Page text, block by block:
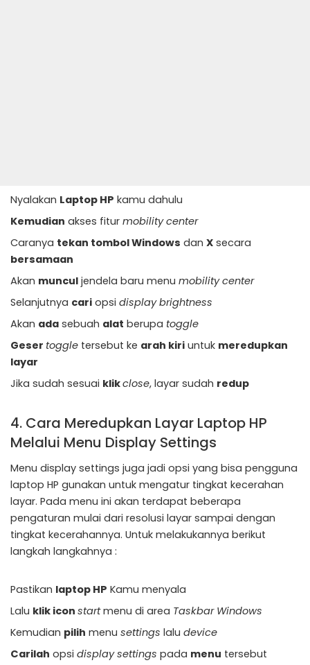
Nyalakan Laptop HP kamu dahulu
Kemudian akses fitur mobility center
Caranya tekan tombol Windows dan X secara
bersamaan
Akan muncul jendela baru menu mobility center
Selanjutnya cari opsi display brightness
Akan ada sebuah alat berupa toggle
Geser toggle tersebut ke arah kiri untuk meredupkan
layar
Jika sudah sesuai klikclose, layar sudah redup
4. Cara Meredupkan Layar Laptop HP
Melalui Menu Display Settings
Menu display settings juga jadi opsi yang bisa pengguna
laptop HP gunakan untuk mengatur tingkat kecerahan
layar. Pada menu ini akan terdapat beberapa
pengaturan mulai dari resolusi layar sampai dengan
tingkat kecerahannya. Untuk melakukannya berikut
langkah langkahnya :
Pastikan laptop HP Kamu menyala
Lalu klik icon startmenu di area Taskbar Windows
Kemudian pilih menu settings lalu device
Carilah opsi display settings pada menu tersebut